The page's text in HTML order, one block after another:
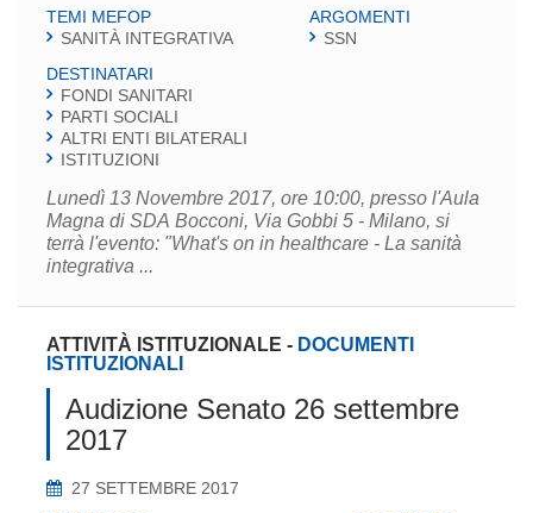
TEMI MEFOP
SANITÀ INTEGRATIVA
ARGOMENTI
SSN
DESTINATARI
FONDI SANITARI
PARTI SOCIALI
ALTRI ENTI BILATERALI
ISTITUZIONI
Lunedì 13 Novembre 2017, ore 10:00, presso l'Aula
Magna di SDA Bocconi, Via Gobbi 5 - Milano, si
terrà l'evento: "What's on in healthcare - La sanità
integrativa ...
ATTIVITÀ ISTITUZIONALE - DOCUMENTI
ISTITUZIONALI
Audizione Senato 26 settembre
2017
27 SETTEMBRE 2017